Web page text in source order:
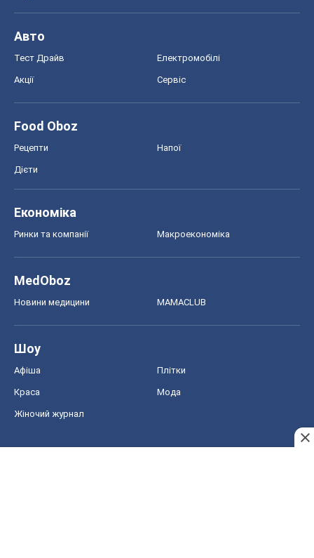
Авто
Тест Драйв Електромобілі
Акції Сервіс
Food Oboz
Рецепти Напої
Дієти
Економіка
Ринки та компанії Макроекономіка
MedOboz
Новини медицини MAMACLUB
Шоу
Афіша Плітки
Краса Мода
Жіночий журнал